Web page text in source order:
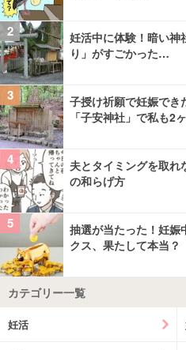
2
妊活中に体験！暗い神
り」がすごかった…
3
子授け祈願で妊娠でき
「子安神社」で私も2
4
夫とタイミングを取
の和らげ方
5
抽選が当たった！妊娠
クス、果たして本当？
カテゴリー一覧
妊活